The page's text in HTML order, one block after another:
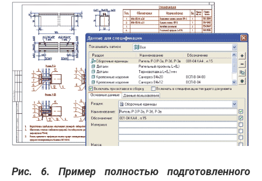
Рис. 6. Пример полностью подготовленного